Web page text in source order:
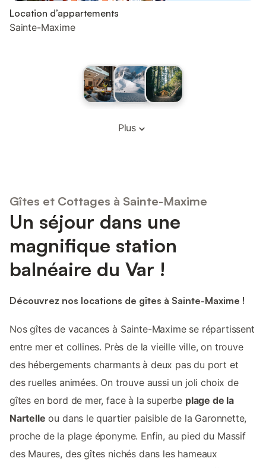
Location d’appartements
Sainte-Maxime
Plus
Gîtes et Cottages à Sainte-Maxime
Un séjour dans une
magnifique station
balnéaire du Var !
Découvrez nos locations de gîtes à Sainte-Maxime !
Nos gîtes de vacances à Sainte-Maxime se répartissent
entre mer et collines. Près de la vieille ville, on trouve
des hébergements charmants à deux pas du port et
des ruelles animées. On trouve aussi un joli choix de
gîtes en bord de mer, face à la superbe plage de la
Nartelle ou dans le quartier paisible de la Garonnette,
proche de la plage éponyme. Enfin, au pied du Massif
des Maures, des gîtes nichés dans les hameaux